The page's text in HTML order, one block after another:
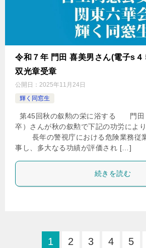
令和７年 門田 喜美男さん(電子s
双光章受章
公開日： 2025年11月24日
輝く同窓生
第45回秋の叙勲の栄に浴する 門田
卒）さんが秋の叙勲で下記の功労によ
長年の警視庁における危険業務従
事し、多大なる功績が評価され […]
続きを読む
1 2 3 4 5